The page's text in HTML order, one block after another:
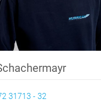
31713 - 32